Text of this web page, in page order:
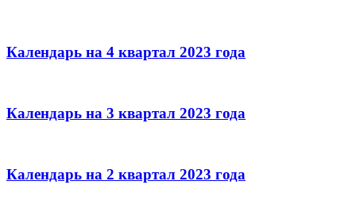
Календарь на 4 квартал 2023 года
Календарь на 3 квартал 2023 года
Календарь на 2 квартал 2023 года